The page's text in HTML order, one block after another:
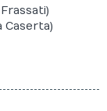
Caserta)